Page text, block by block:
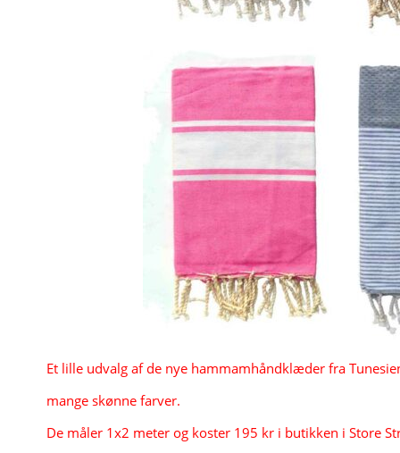
Et lille udvalg af de nye hammamhåndklæder fra
mange skønne farver.
De måler 1x2 meter og koster 195 kr i butikken i Store